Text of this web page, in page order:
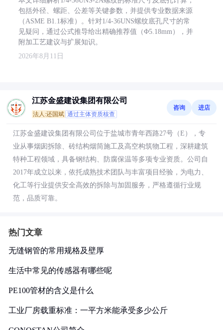
包括外径、螺距、公差等关键参数，并提供专业数据来源
（ASME B1.1标准）。针对1/4-36UNS螺纹底孔尺寸的常
见疑问，通过公式推导给出精确推荐值（Φ5.18mm），并
附加工艺建议与扩展知识。
2026年8月11日
江苏金盛建设集团有限公司
法人:还国斌 通过主体资质核查
咨询 进店
江苏金盛建设集团有限公司位于盐城市青年西路27号（E），专
业从事烟囱拆除、砖结构烟筒施工及高空构筑物工程，深耕建筑
特种工程领域，具备钢结构、防腐保温等多项专业资质。公司自
2017年成立以来，依托成熟技术团队与丰富项目经验，为电力、
化工等行业提供安全高效的拆除与加固服务，严格遵循行业规
范，品质可靠。
热门文章
无缝钢管的常用规格及壁厚
生活中常见的传感器有哪些呢
PE100管材的含义是什么
工业厂房载重标准：一平方米能承受多少公斤